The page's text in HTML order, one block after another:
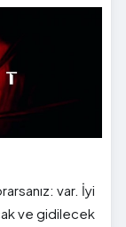
var. İyi
ve gidilecek